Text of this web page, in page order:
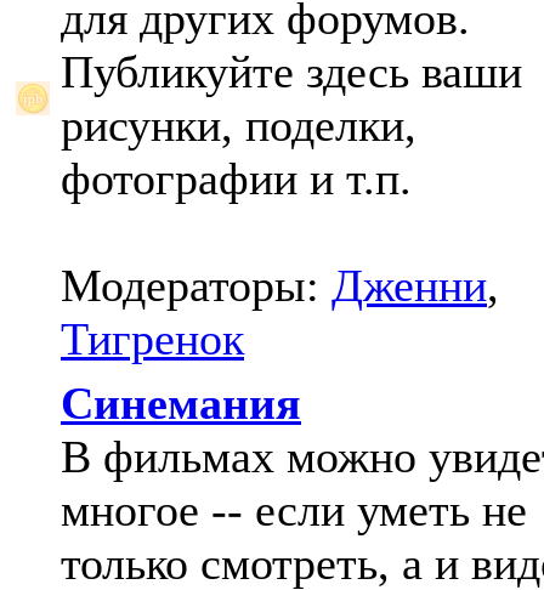
для других форумов.
Публикуйте здесь ваши
рисунки, поделки,
фотографии и т.п.
Модераторы: Дженни,
Тигренок
Синемания
В фильмах можно
многое -- если уметь не
только смотреть, а и